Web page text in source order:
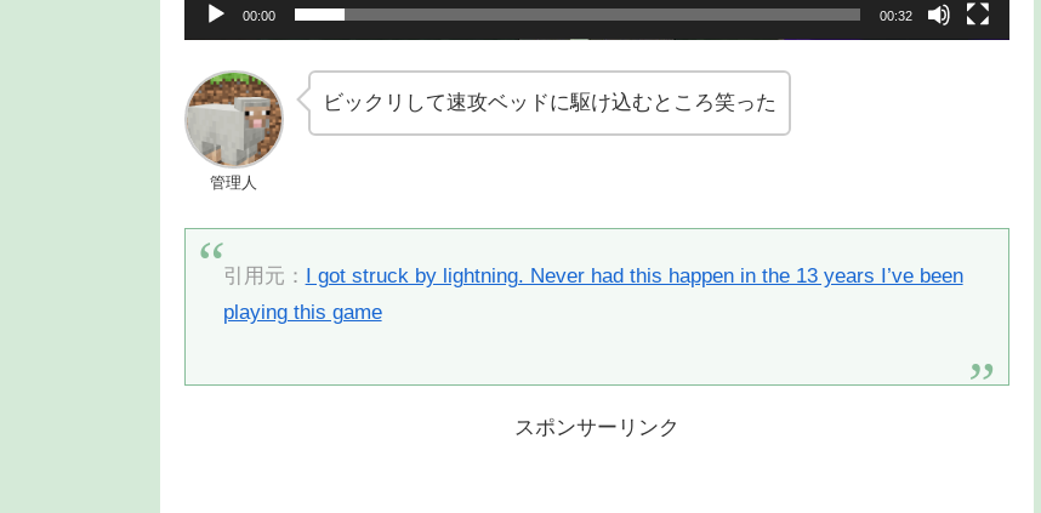
00:00 00:32
管理人
ビックリして速攻ベッドに駆け込むところ笑った
引用元： I got struck by lightning. Never had this happen in the 13 years I’ve been
playing this game
スポンサーリンク